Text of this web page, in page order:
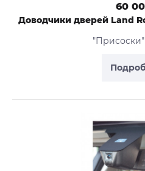
60
Доводчики дверей Land